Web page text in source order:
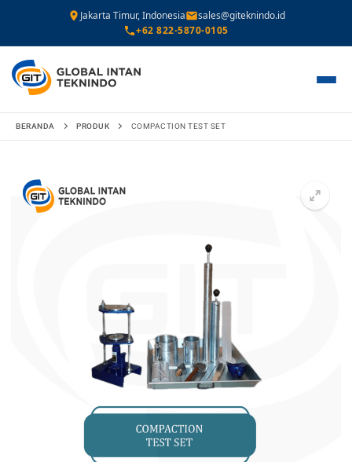
Jakarta Timur, Indonesia
sales@giteknindo.id
+62 822-5870-0105
Lompat
BERANDA PRODUK COMPACTION TEST SET